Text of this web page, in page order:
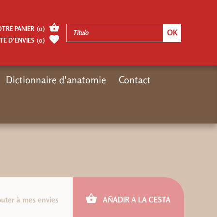
à mes envies AÑADIR A LA CESTA
PANIER (0)
D’ENVIES (0)
Dictionnaire d'anatomie Contact